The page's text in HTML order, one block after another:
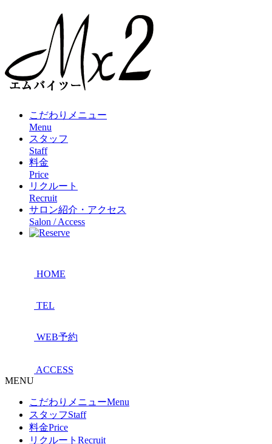
こだわりメニュー
Menu
スタッフ
Staff
料金
Price
リクルート
Recruit
サロン紹介・アクセス
Salon / Access
HOME
TEL
WEB予約
ACCESS
MENU
こだわりメニューMenu
スタッフStaff
料金Price
リクルート Recruit